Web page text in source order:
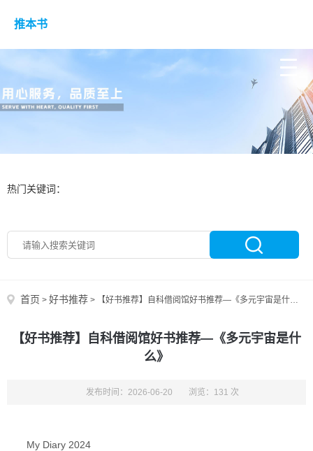
推本书
热门关键词：
首页 > 好书推荐 > 【好书推荐】自科借阅馆好书推荐—《多元宇宙是什么》
【好书推荐】自科借阅馆好书推荐—《多元宇宙是什
么》
发布时间：2026-06-20 浏览：131 次
My Diary 2024